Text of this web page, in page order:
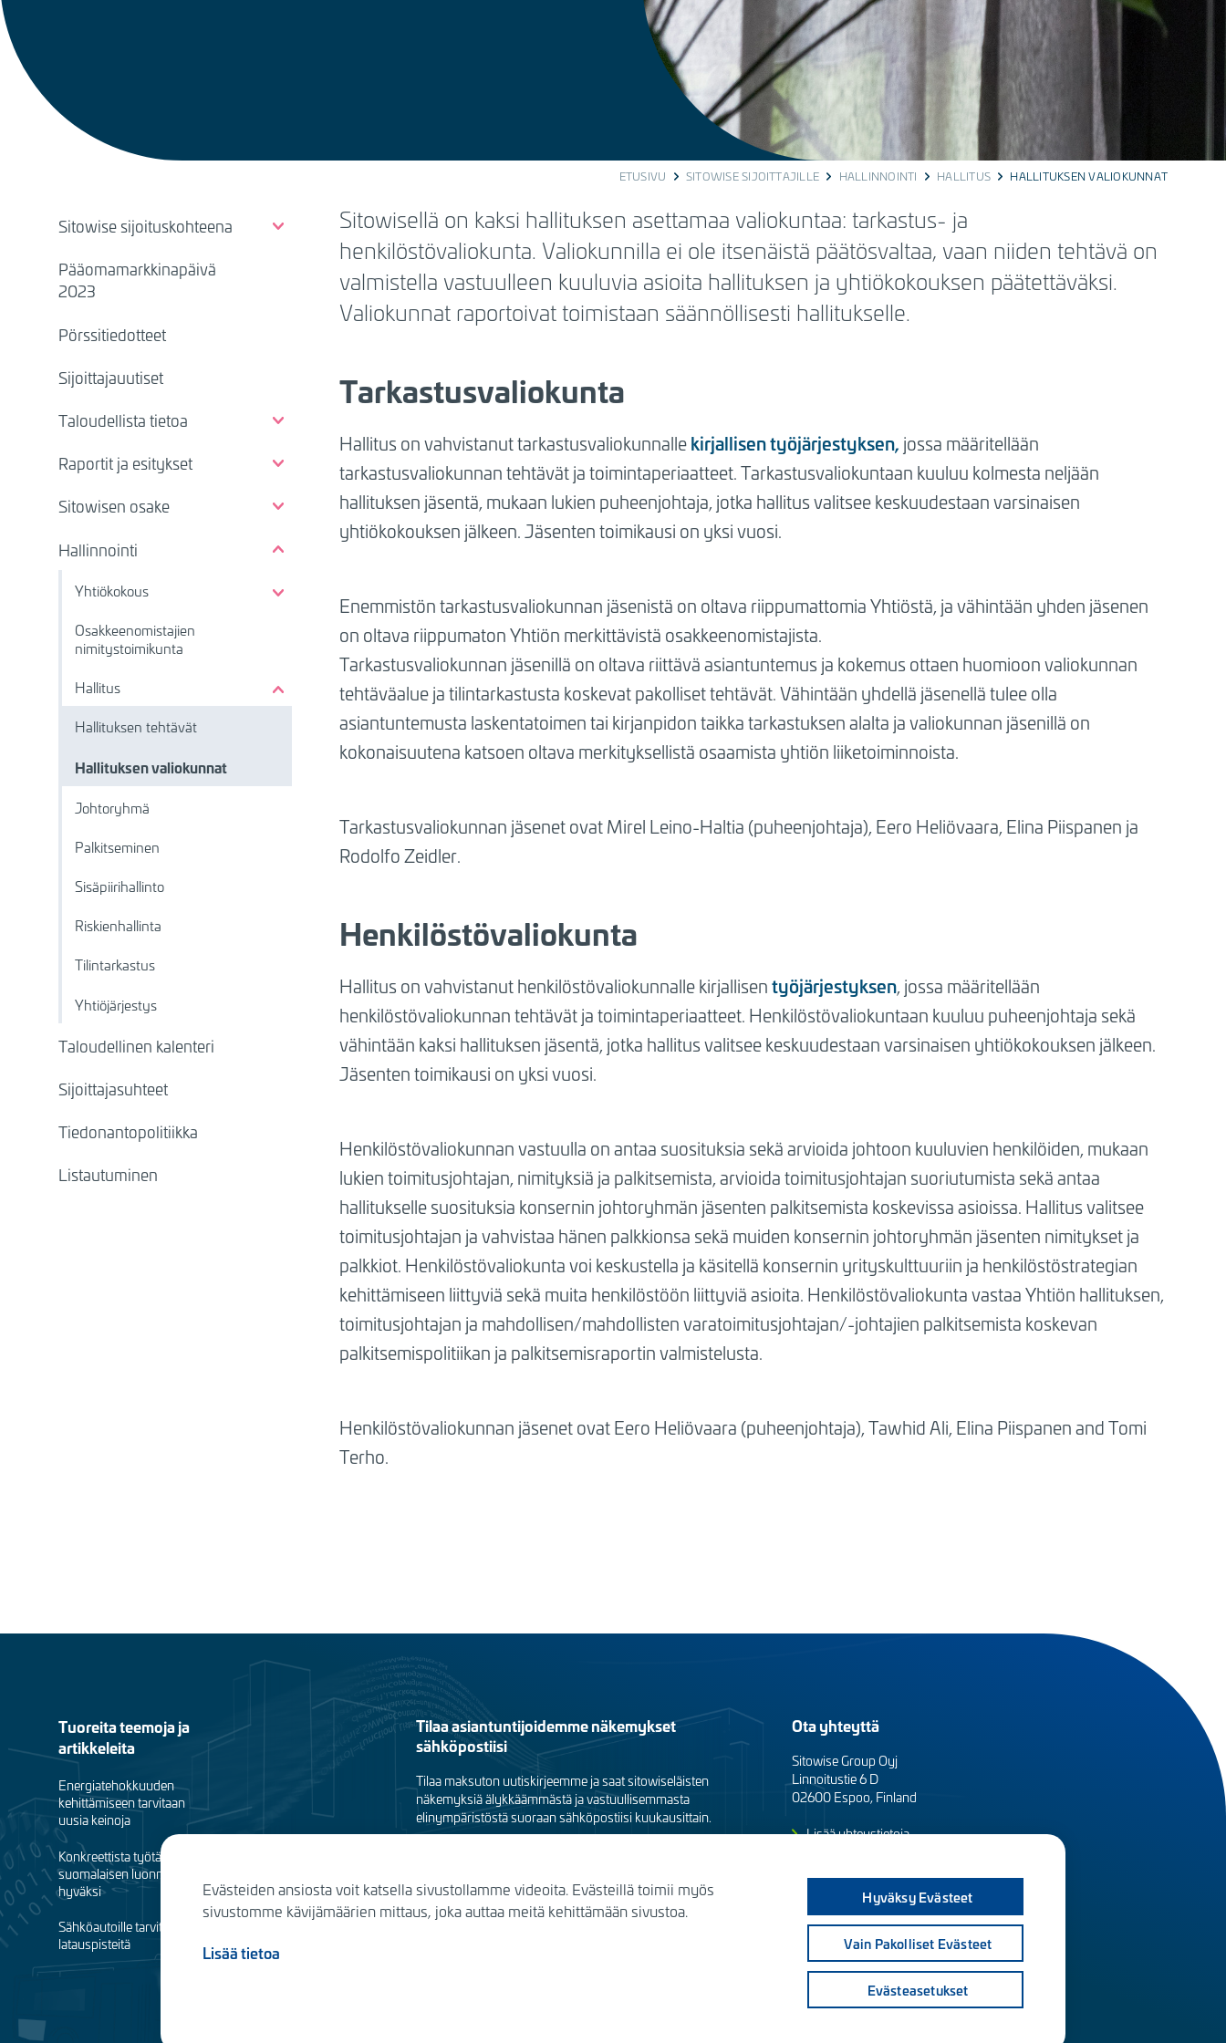
ETUSIVU SITOWISE SIJOITTAJILLE HALLINNOINTI HALLITUS HALLITUKSEN VALIOKUNNAT
IR
pages
(FI)
Sitowise sijoituskohteena
Pääomamarkkinapäivä
2023
Pörssitiedotteet
Sijoittajauutiset
Taloudellista tietoa
Raportit ja esitykset
Sitowisen osake
Hallinnointi
Yhtiökokous
Osakkeenomistajien
nimitystoimikunta
Hallitus
Hallituksen tehtävät
Hallituksen valiokunnat
Johtoryhmä
Palkitseminen
Sisäpiirihallinto
Riskienhallinta
Tilintarkastus
Yhtiöjärjestys
Taloudellinen kalenteri
Sijoittajasuhteet
Tiedonantopolitiikka
Listautuminen
Sitowisellä on kaksi hallituksen asettamaa valiokuntaa: tarkastus- ja
henkilöstövaliokunta. Valiokunnilla ei ole itsenäistä päätösvaltaa, vaan niiden tehtävä on
valmistella vastuulleen kuuluvia asioita hallituksen ja yhtiökokouksen päätettäväksi.
Valiokunnat raportoivat toimistaan säännöllisesti hallitukselle.
Tarkastusvaliokunta
Hallitus on vahvistanut tarkastusvaliokunnallekirjallisen työjärjestyksen, jossa määritellään
tarkastusvaliokunnan tehtävät ja toimintaperiaatteet. Tarkastusvaliokuntaan kuuluu kolmesta neljään
hallituksen jäsentä, mukaan lukien puheenjohtaja, jotka hallitus valitsee keskuudestaan varsinaisen
yhtiökokouksen jälkeen. Jäsenten toimikausi on yksi vuosi.
Enemmistön tarkastusvaliokunnan jäsenistä on oltava riippumattomia Yhtiöstä, ja vähintään yhden jäsenen
on oltava riippumaton Yhtiön merkittävistä osakkeenomistajista.
Tarkastusvaliokunnan jäsenillä on oltava riittävä asiantuntemus ja kokemus ottaen huomioon valiokunnan
tehtäväalue ja tilintarkastusta koskevat pakolliset tehtävät. Vähintään yhdellä jäsenellä tulee olla
asiantuntemusta laskentatoimen tai kirjanpidon taikka tarkastuksen alalta ja valiokunnan jäsenillä on
kokonaisuutena katsoen oltava merkityksellistä osaamista yhtiön liiketoiminnoista.
Tarkastusvaliokunnan jäsenet ovat Mirel Leino-Haltia (puheenjohtaja), Eero Heliövaara, Elina Piispanen ja
Rodolfo Zeidler.
Henkilöstövaliokunta
Hallitus on vahvistanut henkilöstövaliokunnalle kirjallisentyöjärjestyksen, jossa määritellään
henkilöstövaliokunnan tehtävät ja toimintaperiaatteet. Henkilöstövaliokuntaan kuuluu puheenjohtaja sekä
vähintään kaksi hallituksen jäsentä, jotka hallitus valitsee keskuudestaan varsinaisen yhtiökokouksen jälkeen.
Jäsenten toimikausi on yksi vuosi.
Henkilöstövaliokunnan vastuulla on antaa suosituksia sekä arvioida johtoon kuuluvien henkilöiden, mukaan
lukien toimitusjohtajan, nimityksiä ja palkitsemista, arvioida toimitusjohtajan suoriutumista sekä antaa
hallitukselle suosituksia konsernin johtoryhmän jäsenten palkitsemista koskevissa asioissa. Hallitus valitsee
toimitusjohtajan ja vahvistaa hänen palkkionsa sekä muiden konsernin johtoryhmän jäsenten nimitykset ja
palkkiot. Henkilöstövaliokunta voi keskustella ja käsitellä konsernin yrityskulttuuriin ja henkilöstöstrategian
kehittämiseen liittyviä sekä muita henkilöstöön liittyviä asioita. Henkilöstövaliokunta vastaa Yhtiön hallituksen,
toimitusjohtajan ja mahdollisen/mahdollisten varatoimitusjohtajan/-johtajien palkitsemista koskevan
palkitsemispolitiikan ja palkitsemisraportin valmistelusta.
Henkilöstövaliokunnan jäsenet ovat Eero Heliövaara (puheenjohtaja), Tawhid Ali, Elina Piispanen and Tomi
Terho.
Footer
menu
(fi)
Tuoreita teemoja ja
artikkeleita
Energiatehokkuuden
kehittämiseen tarvitaan
uusia keinoja
Konkreettista työtä
suomalaisen luonnon
hyväksi
Sähköautoille tarvitaan
latauspisteitä
Tilaa asiantuntijoidemme näkemykset
sähköpostiisi
Tilaa maksuton uutiskirjeemme ja saat sitowiseläisten
näkemyksiä älykkäämmästä ja vastuullisemmasta
elinympäristöstä suoraan sähköpostiisi kuukausittain.
Ota yhteyttä
Sitowise Group Oyj
Linnoitustie 6 D
02600 Espoo, Finland
Lisää yhteystietoja
Evästeiden ansiosta voit katsella sivustollamme videoita. Evästeillä toimii myös
sivustomme kävijämäärien mittaus, joka auttaa meitä kehittämään sivustoa.
Lisää tietoa
Hyväksy Evästeet
Vain Pakolliset Evästeet
Evästeasetukset